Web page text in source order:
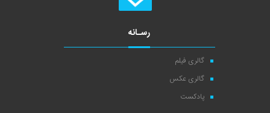
رسـانه
گالری فیلم
گالری عکس
پادکست